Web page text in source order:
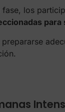
los
para